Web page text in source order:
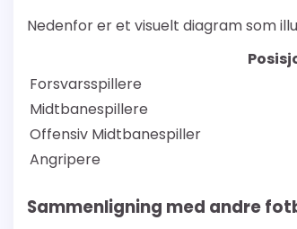
Nedenfor er et visuelt diagram som
Forsvarsspillere
Midtbanespillere
Offensiv Midtbanespiller
Angripere
Sammenligning med andre